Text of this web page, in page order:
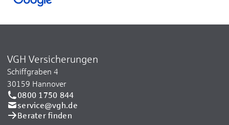
VGH Versicherungen
Schiffgraben 4
30159 Hannover
0800 1750 844
service@vgh.de
Berater finden